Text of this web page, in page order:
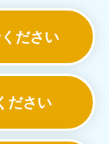
ださい
ださい